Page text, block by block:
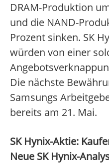
DRAM-Produktion
und die NAND-
Prozent sinken. SK
würden von einer
Die nächste
Samsungs
bereits am 21. Mai.
SK Hynix-Aktie:
Neue SK Hynix-